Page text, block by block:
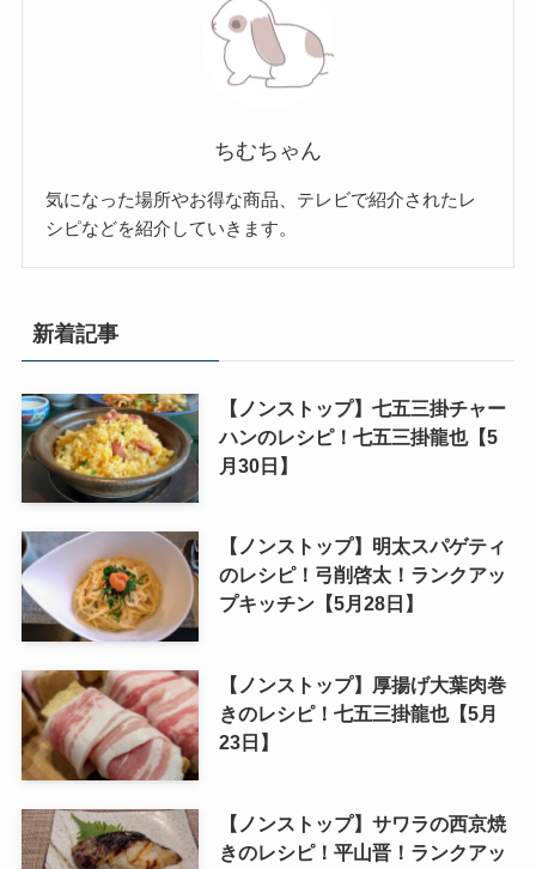
ちむちゃん
気になった場所やお得な商品、テレビで紹介されたレ
シピなどを紹介していきます。
新着記事
【ノンストップ】七五三掛チャー
ハンのレシピ！七五三掛龍也【5
月30日】
【ノンストップ】明太スパゲティ
のレシピ！弓削啓太！ランクアッ
プキッチン【5月28日】
【ノンストップ】厚揚げ大葉肉巻
きのレシピ！七五三掛龍也【5月
23日】
【ノンストップ】サワラの西京焼
きのレシピ！平山晋！ランクアッ